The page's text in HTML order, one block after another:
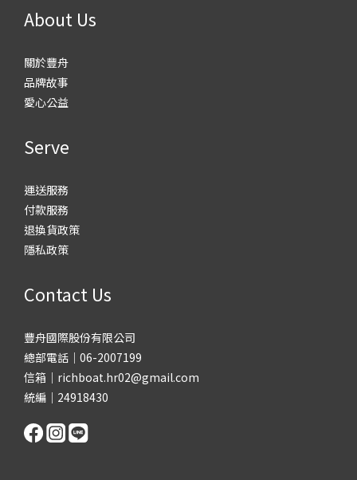
About Us
關於豐舟
品牌故事
愛心公益
Serve
運送服務
付款服務
退換貨政策
隱私政策
Contact Us
豐舟國際股份有限公司
總部電話｜06-2007199
信箱｜richboat.hr02@gmail.com
統編｜24918430